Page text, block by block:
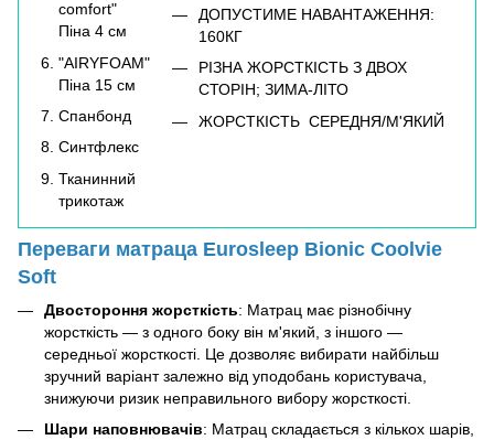
comfort"
Піна 4 см
"AIRYFOAM"
Піна 15 см
Спанбонд
Синтфлекс
Тканинний
трикотаж
ДОПУСТИМЕ НАВАНТАЖЕННЯ:
160КГ
РІЗНА ЖОРСТКІСТЬ З ДВОХ
СТОРІН; ЗИМА-ЛІТО
ЖОРСТКІСТЬ СЕРЕДНЯ/М'ЯКИЙ
Переваги матраца Eurosleep Bionic Coolvie
Soft
Двостороння жорсткість: Матрац має різнобічну
жорсткість — з одного боку він м'який, з іншого —
середньої жорсткості. Це дозволяє вибирати найбільш
зручний варіант залежно від уподобань користувача,
знижуючи ризик неправильного вибору жорсткості.
Шари наповнювачів: Матрац складається з кількох шарів,